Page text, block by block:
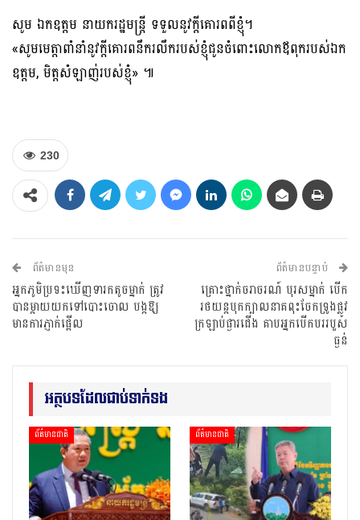
សូម ឯកឧត្តម នាយករដ្ឋមន្ត្រី ទទួលនូវក្តីគោរពពីខ្ញុំ។
«សូមមេត្តាពាំនាំនូវក្តីគោរពនឹករលឹករបស់ខ្ញុំជូនចំពោះលោកឪពុករបស់ឯក
ឧត្តម, មិត្តសំឡាញ់របស់ខ្ញុំ» ៕
230
ព័ត៌មានមុន
អ្នកភូមិប្រទះឃើញទារកតូចម្នាក់ ត្រូវ
បានម្តាយយកទៅបោះចោល បង្កឱ្យ
មានការភ្ញាក់ផ្អើល
ព័ត៌មានបន្ទាប់
គ្រោះថ្នាក់ចរាចរណ៍ បុរសម្នាក់ បើក
រថយន្តបុកក្បាលនាគពុះចែកទ្រូងផ្លូវ
ក្រឡាប់ផ្ងារជើង គាបអ្នកបើកបររបួស
ធ្ងន់
អត្ថបទដែលជាប់ទាក់ទង
ព័ត៌មានជាតិ ព័ត៌មានជាតិ